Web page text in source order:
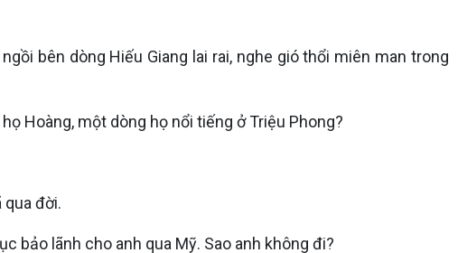
bên dòng Hiếu Giang lai rai, nghe gió thổi miên man trong
Hoàng, một dòng họ nổi tiếng ở Triệu Phong?
qua đời.
bảo lãnh cho anh qua Mỹ. Sao anh không đi?